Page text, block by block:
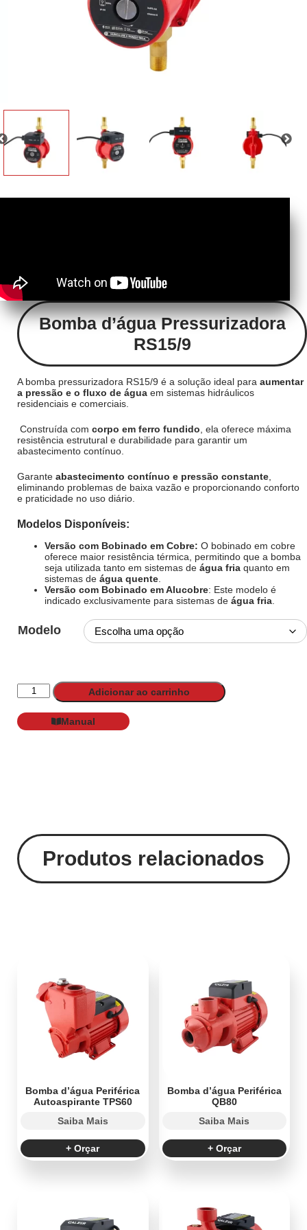
Bomba d’água Pressurizadora
RS15/9
A bomba pressurizadora RS15/9 é a solução ideal para aumentar
a pressão e o fluxo de água em sistemas hidráulicos
residenciais e comerciais.
Construída com corpo em ferro fundido , ela oferece máxima
resistência estrutural e durabilidade para garantir um
abastecimento contínuo.
Garante abastecimento contínuo e pressão constante
eliminando problemas de baixa vazão e proporcionando conforto
e praticidade no uso diário.
Modelos Disponíveis:
Versão com Bobinado em Cobre: O bobinado em cobre
oferece maior resistência térmica, permitindo que a bomba
seja utilizada tanto em sistemas de água fria quanto em
sistemas de água quente.
Versão com Bobinado em Alucobre: Este modelo é
indicado exclusivamente para sistemas de água fria.
Modelo
Adicionar ao carrinho
Manual
Produtos relacionados
Bomba d’água Periférica
Autoaspirante TPS60
Saiba Mais
+ Orçar
Bomba d’água Periférica
QB80
Saiba Mais
+ Orçar